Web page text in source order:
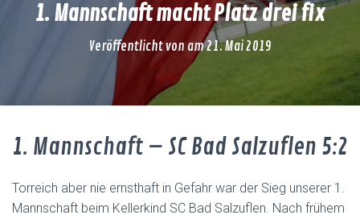
1. Mannschaft macht Platz drei fix
Veröffentlicht von am21. Mai 2019
1. Mannschaft – SC Bad Salzuflen 5:2
Torreich aber nie ernsthaft in Gefahr war der Sieg unserer 1.
Mannschaft beim Kellerkind SC Bad Salzuflen. Nach frühem